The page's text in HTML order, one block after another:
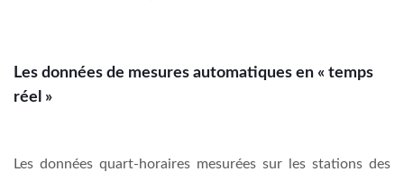
Les données de mesures automatiques en « temps
réel »
Les données quart-horaires mesurées sur les stations des